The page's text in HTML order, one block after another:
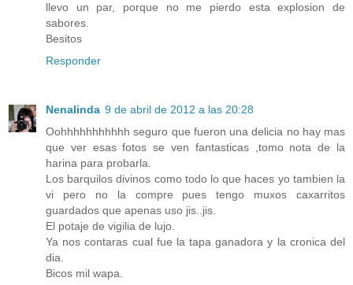
llevo un par, porque no me pierdo esta explosion de
sabores.
Besitos
Responder
Nenalinda 9 de abril de 2012 a las 20:28
Oohhhhhhhhhhh seguro que fueron una delicia no hay mas
que ver esas fotos se ven fantasticas ,tomo nota de la
harina para probarla.
Los barquilos divinos como todo lo que haces yo tambien la
vi pero no la compre pues tengo muxos caxarritos
guardados que apenas uso jis..jis.
El potaje de vigilia de lujo.
Ya nos contaras cual fue la tapa ganadora y la cronica del
dia.
Bicos mil wapa.